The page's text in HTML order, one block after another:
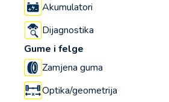
Akumulatori
Dijagnostika
Gume i felge
Zamjena guma
Optika/geometrija